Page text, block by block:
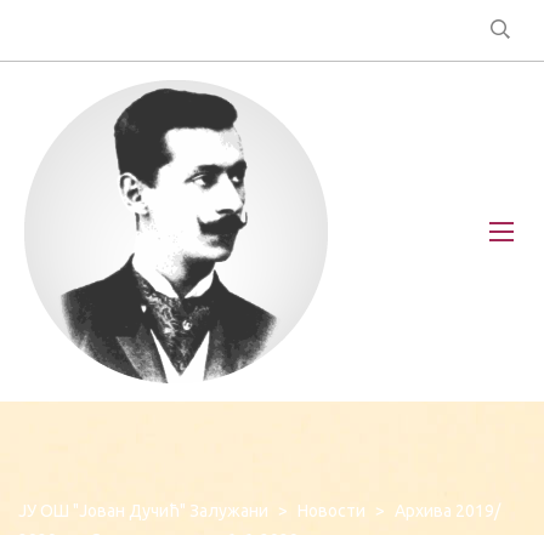
ЈУ ОШ "Јован Дучић" Залужани > Новости >
Архива 2019/